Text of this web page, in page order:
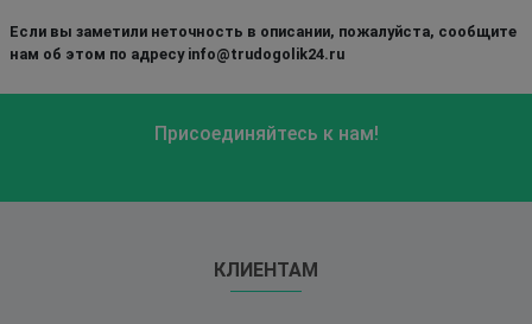
Если вы заметили неточность в описании, пожалуйста, сообщите
нам об этом по адресу info@trudogolik24.ru
Присоединяйтесь к нам!
КЛИЕНТАМ